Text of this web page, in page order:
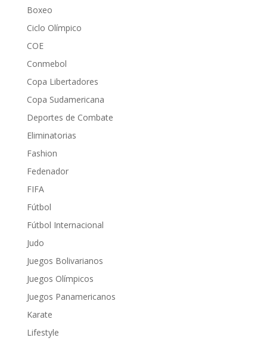
Boxeo
Ciclo Olímpico
COE
Conmebol
Copa Libertadores
Copa Sudamericana
Deportes de Combate
Eliminatorias
Fashion
Fedenador
FIFA
Fútbol
Fútbol Internacional
Judo
Juegos Bolivarianos
Juegos Olímpicos
Juegos Panamericanos
Karate
Lifestyle